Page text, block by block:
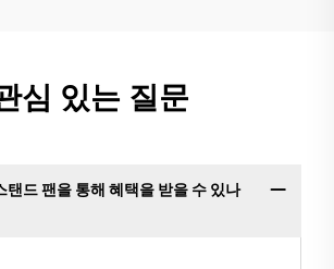
심 있는 질문
탠드 팬을 통해 혜택을 받을 수 있나